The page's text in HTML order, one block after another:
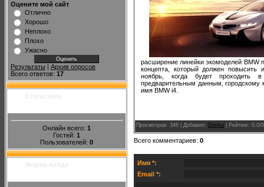
Оцените мой сайт
Отлично
Хорошо
Неплохо
Плохо
Ужасно
Результаты | Архив опросов
Всего ответов: 17
Статистика
Онлайн всего: 1
Гостей: 1
Пользователей: 0
Форма входа
расширение линейки экомоделей
концепта, который должен повысить
ноябрь, когда будет проходить в
предварительным данным, городскому
имя BMW i4.
Просмотров: 346 | Добавил: Dimka Рейтинг: 0.0/0
Всего комментариев: 0
Имя *:
Email *: